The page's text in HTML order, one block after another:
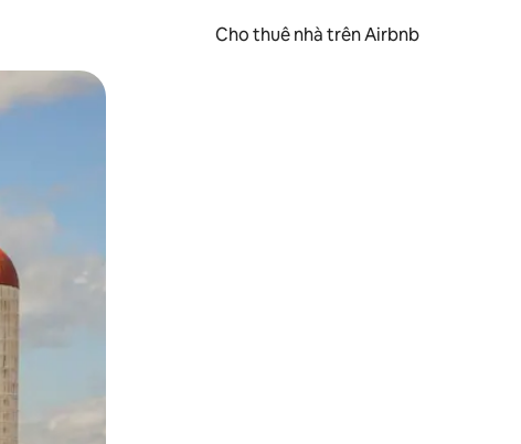
Cho thuê nhà trên Airbnb